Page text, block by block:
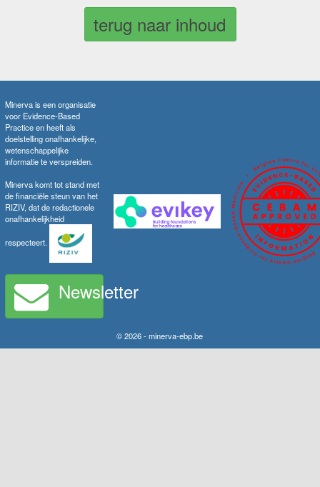
terug naar inhoud
Minerva is een organisatie
voor Evidence-Based
Practice en heeft als
doelstelling onafhankelijke,
wetenschappelijke
informatie te verspreiden.
Minerva komt tot stand met
de financiële steun van het
RIZIV, dat de redactionele
onafhankelijkheid
respecteert.
Newsletter
© 2026 - minerva-ebp.be